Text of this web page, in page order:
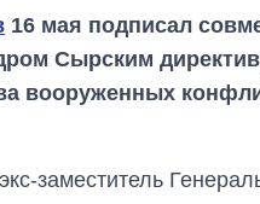
16 мая подписал
Сырским
вооруженных
заместитель